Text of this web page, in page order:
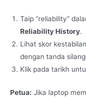
Taip “reliability”
Reliability History.
Lihat skor
dengan tanda
Klik pada tarikh
Petua: Jika laptop